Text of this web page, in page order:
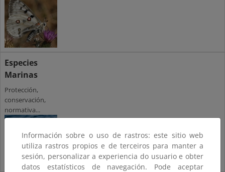
Especies
Marinas
Protección,
conservación,
normativa...
Información sobre o uso de rastros: este sitio web
utiliza rastros propios e de terceiros para manter a
sesión, personalizar a experiencia do usuario e obter
datos estatísticos de navegación. Pode aceptar